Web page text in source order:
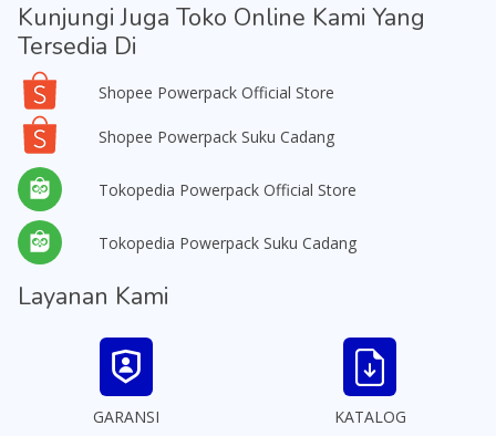
Kunjungi Juga Toko Online Kami Yang
Tersedia Di
Shopee Powerpack Official Store
Shopee Powerpack Suku Cadang
Tokopedia Powerpack Official Store
Tokopedia Powerpack Suku Cadang
Layanan Kami
GARANSI KATALOG